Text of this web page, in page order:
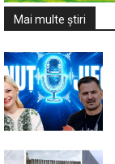
Mai multe ştiri